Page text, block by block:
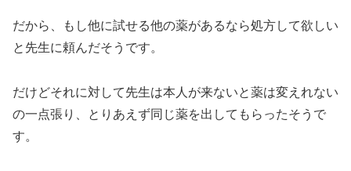
だから、もし他に試せる他の薬があるなら処方して欲しい
と先生に頼んだそうです。
だけどそれに対して先生は本人が来ないと薬は変えれない
の一点張り、とりあえず同じ薬を出してもらったそうで
す。